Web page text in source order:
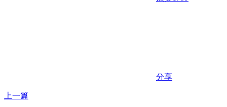
分享
上一篇